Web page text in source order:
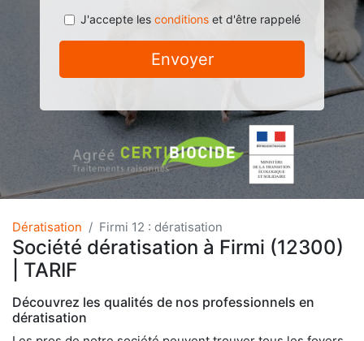
J'accepte les conditionset d'être rappelé
Envoyer
Dératisation Firmi 12 : dératisation
Société dératisation à Firmi (12300)
| TARIF
Découvrez les qualités de nos professionnels en
dératisation